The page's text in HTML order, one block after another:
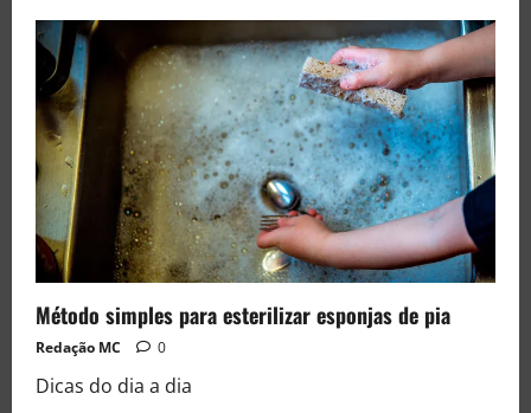
Método simples para esterilizar esponjas de pia
Redação MC 0
Dicas do dia a dia